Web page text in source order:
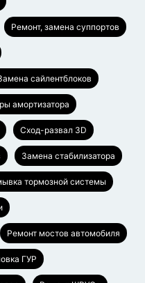
Ремонт, замена суппортов
сайлентблоков
амортизатора
Сход-развал 3D
Замена стабилизатора
тормозной системы
Ремонт мостов автомобиля
ГУР